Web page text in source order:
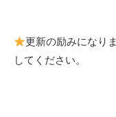
更新の励みになり
してください。